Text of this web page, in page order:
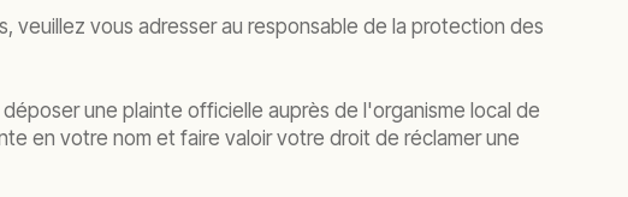
veuillez vous adresser au responsable de la protection des
une plainte officielle auprès de l'organisme local de
en votre nom et faire valoir votre droit de réclamer une